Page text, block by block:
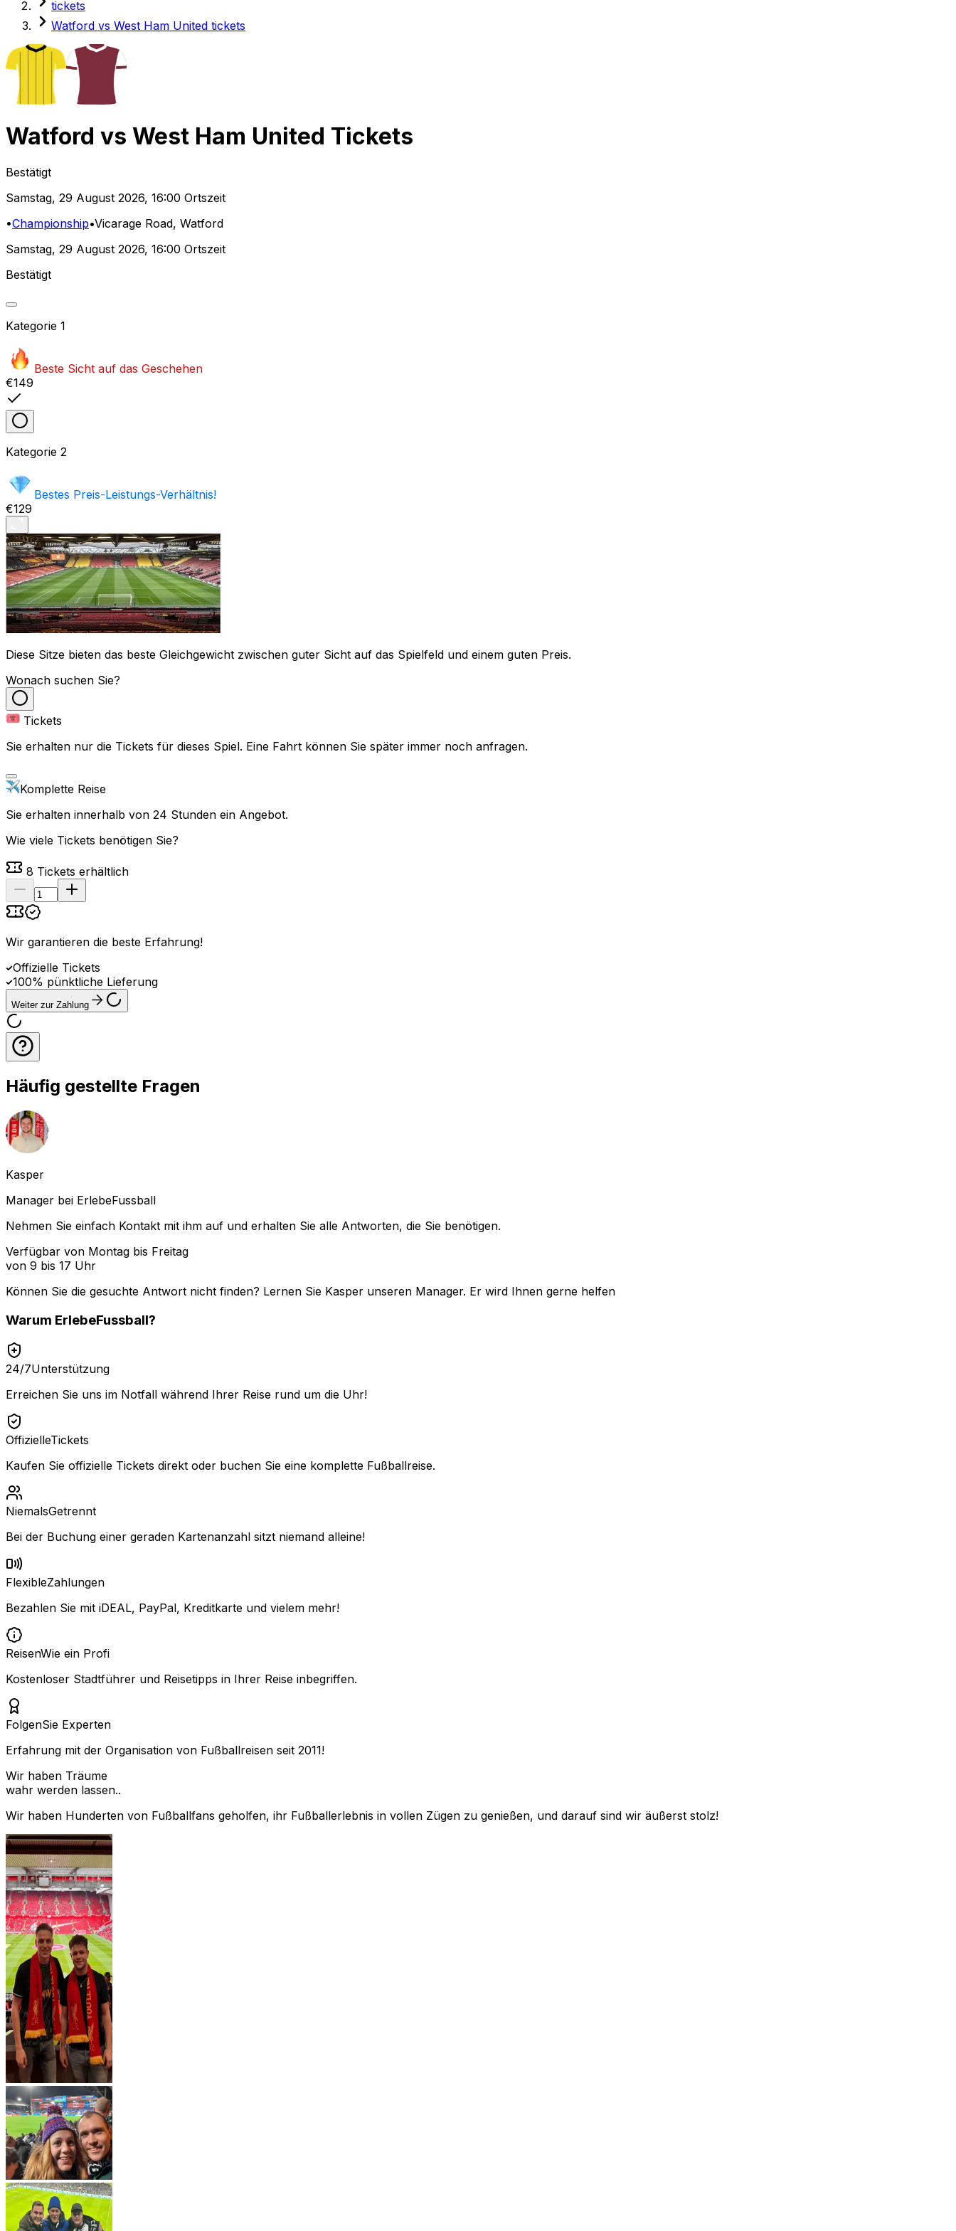
tickets
Watford vs West Ham United tickets
Watford vs West Ham United Tickets
Bestätigt
Samstag, 29 August 2026, 16:00 Ortszeit
•Championship•Vicarage Road, Watford
Samstag, 29 August 2026, 16:00 Ortszeit
Bestätigt
Kategorie 1
Beste Sicht auf das Geschehen
€149
Kategorie 2
Bestes Preis-Leistungs-Verhältnis!
€129
Diese Sitze bieten das beste Gleichgewicht zwischen guter Sicht auf das Spielfeld und einem guten Preis.
Wonach suchen Sie?
Tickets
Sie erhalten nur die Tickets für dieses Spiel. Eine Fahrt können Sie später immer noch anfragen.
Komplette Reise
Sie erhalten innerhalb von 24 Stunden ein Angebot.
Wie viele Tickets benötigen Sie?
8 Tickets erhältlich
Wir garantieren die beste Erfahrung!
Offizielle Tickets
100% pünktliche Lieferung
Weiter zur Zahlung
Häufig gestellte Fragen
Kasper
Manager bei ErlebeFussball
Nehmen Sie einfach Kontakt mit ihm auf und erhalten Sie alle Antworten, die Sie benötigen.
Verfügbar von Montag bis Freitag
von 9 bis 17 Uhr
Können Sie die gesuchte Antwort nicht finden? Lernen Sie Kasper unseren Manager. Er wird Ihnen gerne helfen
Warum ErlebeFussball?
24/7Unterstützung
Erreichen Sie uns im Notfall während Ihrer Reise rund um die Uhr!
OffizielleTickets
Kaufen Sie offizielle Tickets direkt oder buchen Sie eine komplette Fußballreise.
NiemalsGetrennt
Bei der Buchung einer geraden Kartenanzahl sitzt niemand alleine!
FlexibleZahlungen
Bezahlen Sie mit iDEAL, PayPal, Kreditkarte und vielem mehr!
ReisenWie ein Profi
Kostenloser Stadtführer und Reisetipps in Ihrer Reise inbegriffen.
FolgenSie Experten
Erfahrung mit der Organisation von Fußballreisen seit 2011!
Wir haben Träume
wahr werden lassen..
Wir haben Hunderten von Fußballfans geholfen, ihr Fußballerlebnis in vollen Zügen zu genießen, und darauf sind wir äußerst stolz!